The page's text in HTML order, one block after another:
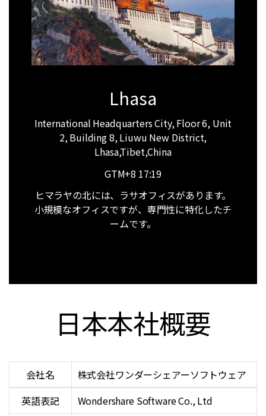
Lhasa
International Headquarters City, Floor 6, Unit
2, Building 8, Liuwu New District,
Lhasa,Tibet,China
GTM+8 17:19
ヒマラヤの北には、ラサオフィスがあります。
小規模なオフィスですが、専門性に特化したチ
ームです。
日本本社概要
会社名
株式会社ワンダーシェアーソフトウェア
英語表記
Wondershare Software Co., Ltd